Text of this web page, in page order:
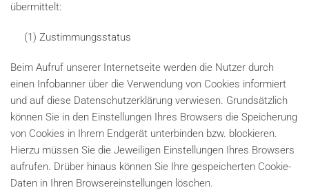
übermittelt:
(1) Zustimmungsstatus
Beim Aufruf unserer Internetseite werden die Nutzer durch
einen Infobanner über die Verwendung von Cookies informiert
und auf diese Datenschutzerklärung verwiesen. Grundsätzlich
können Sie in den Einstellungen Ihres Browsers die Speicherung
von Cookies in Ihrem Endgerät unterbinden bzw. blockieren.
Hierzu müssen Sie die Jeweiligen Einstellungen Ihres Browsers
aufrufen. Drüber hinaus können Sie Ihre gespeicherten Cookie-
Daten in Ihren Browsereinstellungen löschen.